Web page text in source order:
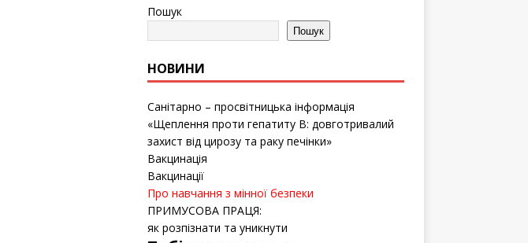
Пошук
Пошук
НОВИНИ
Санітарно – просвітницька інформація
«Щеплення проти гепатиту B: довготривалий
захист від цирозу та раку печінки»
Вакцинація
Вакцинації
Про навчання з мінної безпеки
ПРИМУСОВА ПРАЦЯ:
як розпізнати та уникнути